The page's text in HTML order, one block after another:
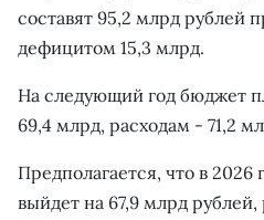
составят 95,2 млрд рублей
дефицитом 15,3 млрд.
На следующий год бюджет
69,4 млрд, расходам - 71,2
Предполагается, что в 2026
выйдет на 67,9 млрд рублей,